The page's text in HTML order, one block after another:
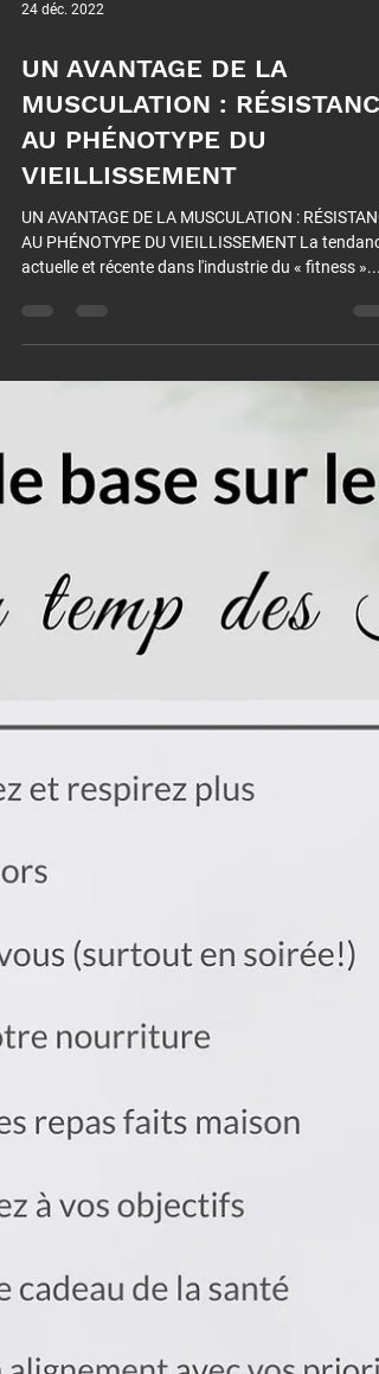
24 déc. 2022
UN AVANTAGE DE LA
MUSCULATION :
AU PHÉNOTYPE DU
VIEILLISSEMENT
UN AVANTAGE DE LA MUSCULATION :
AU PHÉNOTYPE DU VIEILLISSEMENT La
actuelle et récente dans l'industrie du « fitness »...